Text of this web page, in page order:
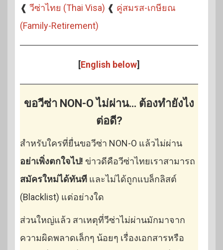
❰ วีซ่าไทย (Thai Visa) ❰ คู่สมรส-เกษียณ
(Family-Retirement)
[English below]
ขอวีซ่า NON-O ไม่ผ่าน… ต้องทำยังไง
ต่อดี?
สำหรับใครที่ยื่นขอวีซ่า NON-O แล้วไม่ผ่าน
อย่าเพิ่งตกใจไป! ข่าวดีคือวีซ่าไทยเราสามารถ
สมัครใหม่ได้ทันที และไม่ได้ถูกแบล็กลิสต์
(Blacklist) แต่อย่างใด
ส่วนใหญ่แล้ว สาเหตุที่วีซ่าไม่ผ่านมักมาจาก
ความผิดพลาดเล็กๆ น้อยๆ เรื่องเอกสารหรือ